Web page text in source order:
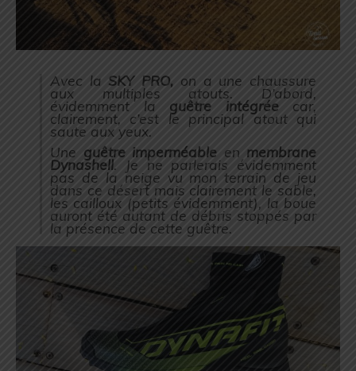
Avec la SKY PRO, on a une chaussure
aux multiples atouts. D’abord,
évidemment la guêtre intégréecar,
clairement, c’est le principal atout qui
saute aux yeux.
Une guêtre imperméable en membrane
Dynashell. Je ne parlerais évidemment
pas de la neige vu mon terrain de jeu
dans ce désert mais clairement le sable,
les cailloux (petits évidemment), la boue
auront été autant de débris stoppés par
la présence de cette guêtre.